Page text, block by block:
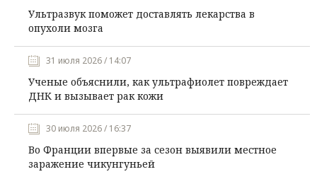
Ультразвук поможет доставлять лекарства в
опухоли мозга
31 июля 2026 / 14:07
Ученые объяснили, как ультрафиолет повреждает
ДНК и вызывает рак кожи
30 июля 2026 / 16:37
Во Франции впервые за сезон выявили местное
заражение чикунгуньей